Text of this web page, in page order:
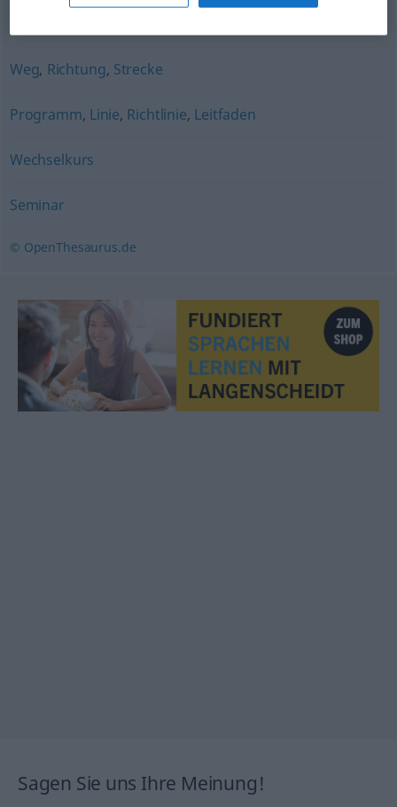
Weg, Richtung, Strecke
Programm, Linie, Richtlinie, Leitfaden
Wechselkurs
Seminar
© OpenThesaurus.de
Sagen Sie uns Ihre Meinung!